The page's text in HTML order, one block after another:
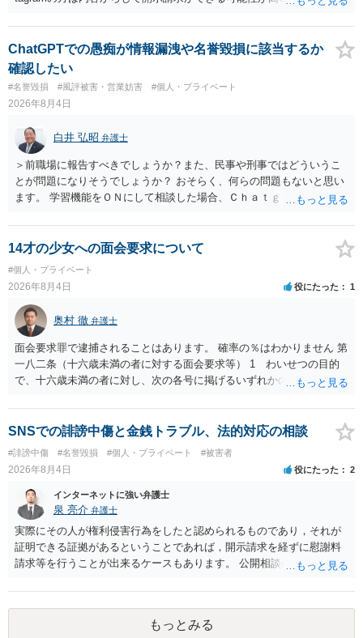
いでしょう。７月中にアカウントが削除されている場合、今から進め
ても失敗する可能性が高いように思われます。 相手を特定できた場
合、相手に全ての弁護士費用を負担させることは可能でしょうか？ →
訴訟外の交渉で相手方が認めれば負担させることができるでしょう。
訴訟で判決となった場合は、実際の弁護士費用が認められる場合と認
められない場合があり何ともいえないところでしょう。
ChatGPTでの愚痴が情報漏洩や名誉毀損に該当するか
確認したい
#名誉毀損 #風評被害・営業妨害 #個人・プライベート
2026年8月4日
白井 弘昭 弁護士
＞前職場に報告すべきでしょうか？また、民事や刑事ではどういうこ
とが問題になりそうでしょうか？ おそらく、何らの問題もないと思い
ます。 学習機能をＯＮにして相談した場合、Ｃｈａｔｇｐｔがｏｐｅ
する可能性がありますが、個人名や会社名を特定していない限り、一
般論として抽象化されて回答に織り込まれる可能性が生じるにすぎま
せんので、その情報自体が、秘密情報に当たるとは思えませんし、名
誉棄損として、個人や会社に対する誹謗中傷の不特定多数への公開に
当たるとも思われません。 もちろん、誰がその内容をｃｈａｔｇｐｔ
に入力したかも第三者にしられることはないので、個人や会社の特定
をせずに書き込んだことで（おそらく特定して書き込んだとして
も）、相談者さんが刑事民事の責任に問われることはないでしょう。
私見ながらご参考まで。
14才の少女への面会要求について
#個人・プライベート
2026年8月4日 役にたった 1
奥村 徹 弁護士
面会要求罪で逮捕されることはあります。 確率の％はわかりません 第
一八二条（十六歳未満の者に対する面会要求等） 1 わいせつの目的
で、十六歳未満の者に対し、次の各号に掲げるいずれかの行為をした
が生まれた日より五年以上前の日に生まれた者に限る。）は、一年以
下の拘禁刑又は五十万円以下の罰金に処する。 一 威迫し、偽計を用
い又は誘惑して面会を要求すること。 二 拒まれたにもかかわらず、
反復して面会を要求すること。 三 金銭その他の利益を供与し、又は
その申込み若しくは約束をして面会を要求すること。 2前項の罪を犯
し、よってわいせつの目的で当該十六歳未満の者と面会をした者は、
二年以下の拘禁刑又は百万円以下の罰金に処する。
SNSでの誹謗中傷と金銭トラブル、法的対応の相談
#誹謗中傷 #名誉毀損 #個人・プライベート #被害者
2026年8月4日 役にたった 2
インターネットに強い弁護士
泉 亮介 弁護士
実際にその人が権利侵害行為をしたと認められるものであり，それが
証明できる証拠があるということであれば，開示請求を経ずに慰謝料
請求等を行うことが出来るケースもあります。 公開相談の場では回答
に個別に相談されると良いでしょう。
もっとみる